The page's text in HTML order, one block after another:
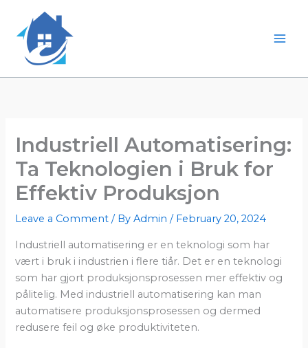
content
Industriell Automatisering:
Ta Teknologien i Bruk for
Effektiv Produksjon
Leave a Comment / ByAdmin/ February 20, 2024
Industriell automatisering er en teknologi som har
vært i bruk i industrien i flere tiår. Det er en teknologi
som har gjort produksjonsprosessen mer effektiv og
pålitelig. Med industriell automatisering kan man
automatisere produksjonsprosessen og dermed
redusere feil og øke produktiviteten.